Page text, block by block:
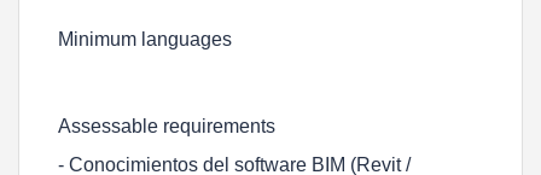
Minimum languages
Assessable requirements
- Conocimientos del software BIM (Revit /